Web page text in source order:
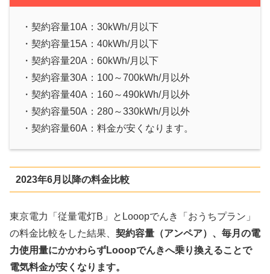
・契約容量10A：30kWh/月以下
・契約容量15A：40kWh/月以下
・契約容量20A：60kWh/月以下
・契約容量30A：100～700kWh/月以外
・契約容量40A：160～490kWh/月以外
・契約容量50A：280～330kWh/月以外
・契約容量60A：料金が安くなります。
2023年6月以降の料金比較
東京電力「従量電灯B」とLooopでんき「おうちプラン」
の料金比較をした結果、 契約容量（アンペア）、毎月の電
力使用量にかかわらずLooopでんきへ乗り換えることで
電気料金が安くなります。